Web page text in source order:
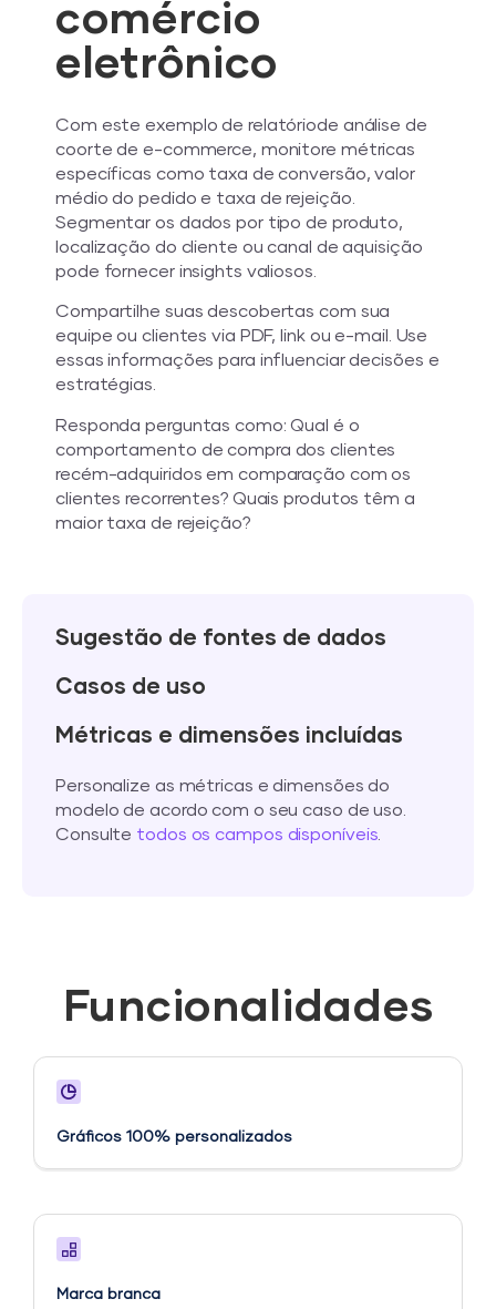
comércio
eletrônico
Com este exemplo de relatóriode análise de
coorte de e-commerce, monitore métricas
específicas como taxa de conversão, valor
médio do pedido e taxa de rejeição.
Segmentar os dados por tipo de produto,
localização do cliente ou canal de aquisição
pode fornecer insights valiosos.
Compartilhe suas descobertas com sua
equipe ou clientes via PDF, link ou e-mail. Use
essas informações para influenciar decisões e
estratégias.
Responda perguntas como: Qual é o
comportamento de compra dos clientes
recém-adquiridos em comparação com os
clientes recorrentes? Quais produtos têm a
maior taxa de rejeição?
Sugestão de fontes de dados
Casos de uso
Métricas e dimensões incluídas
Personalize as métricas e dimensões do
modelo de acordo com o seu caso de uso.
Consulte todos os campos disponíveis
Funcionalidades
Gráficos 100% personalizados
Marca branca